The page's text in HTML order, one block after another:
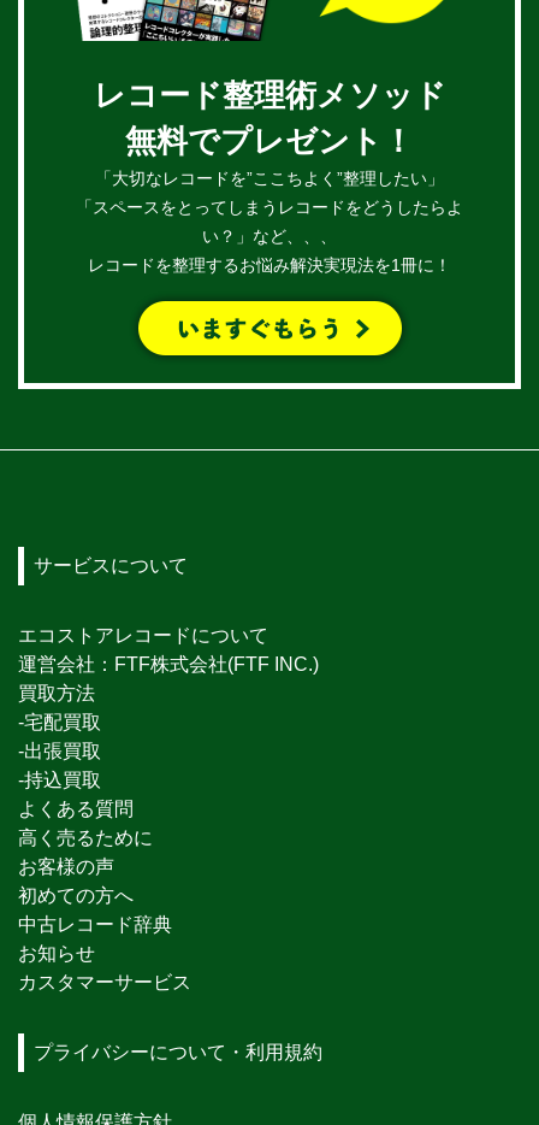
レコード整理術メソッド
無料でプレゼント！
「大切なレコードを”ここちよく”整理したい」
「スペースをとってしまうレコードをどうしたらよ
い？」など、、、
レコードを整理するお悩み解決実現法を1冊に！
サービスについて
エコストアレコードについて
運営会社：FTF株式会社(FTF INC.)
買取方法
-宅配買取
-出張買取
-持込買取
よくある質問
高く売るために
お客様の声
初めての方へ
中古レコード辞典
お知らせ
カスタマーサービス
プライバシーについて・利用規約